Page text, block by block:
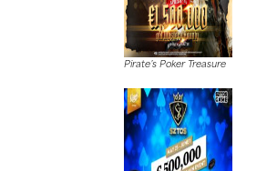
Pirate’s Poker Treasure